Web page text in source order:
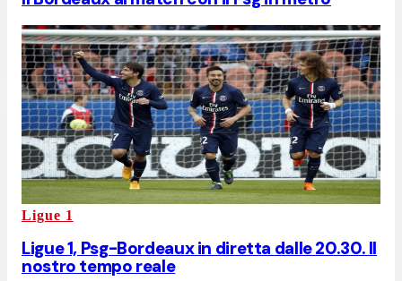
Ligue 1
Ligue 1, Psg-Bordeaux in diretta dalle 20.30. Il
nostro tempo reale